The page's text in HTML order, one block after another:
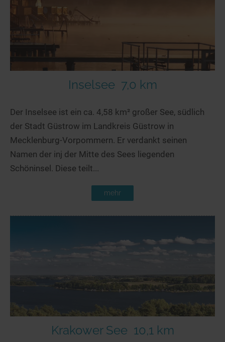
Österreich
Schweiz
Frankreich
Niederlande
alle Länder…
Inselsee 7,0 km
Der Inselsee ist ein ca. 4,58 km² großer See, südlich
der Stadt Güstrow im Landkreis Güstrow in
Mecklenburg-Vorpommern. Er verdankt seinen
Namen der inj der Mitte des Sees liegenden
Schöninsel. Diese teilt...
mehr
Krakower See 10,1 km